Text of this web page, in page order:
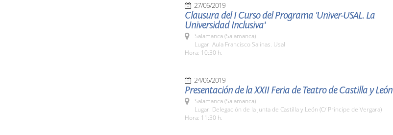
27/06/2019
Clausura del I Curso del Programa 'Univer-USAL. La
Universidad Inclusiva'
Salamanca (Salamanca)
Lugar: Aula Francisco Salinas. Usal
Hora: 10:30 h.
24/06/2019
Presentación de la XXII Feria de Teatro de Castilla y León
Salamanca (Salamanca)
Lugar: Delegación de la Junta de Castilla y León (C/ Príncipe de Vergara)
Hora: 11:30 h.